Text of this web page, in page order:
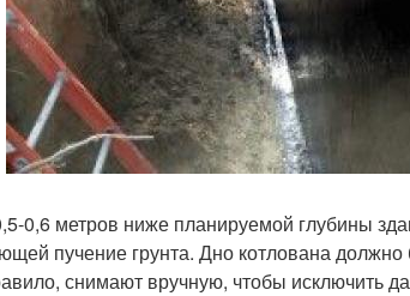
0,6 метров ниже планируемой глубины
пучение грунта. Дно котлована
снимают вручную, чтобы исключить